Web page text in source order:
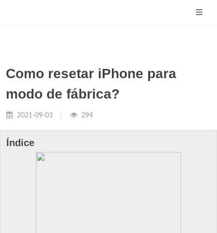
Como resetar iPhone para
modo de fábrica?
2021-09-03 294
Índice